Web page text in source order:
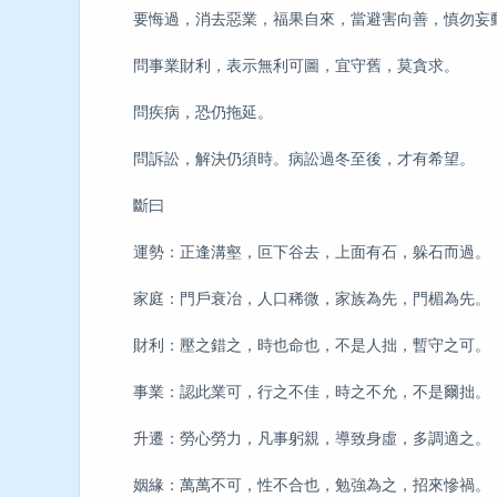
要悔過，消去惡業，福果自來，當避害向善，慎勿妄
問事業財利，表示無利可圖，宜守舊，莫貪求。
問疾病，恐仍拖延。
問訴訟，解決仍須時。病訟過冬至後，才有希望。
斷曰
運勢：正逢溝壑，叵下谷去，上面有石，躲石而過。
家庭：門戶衰冶，人口稀微，家族為先，門楣為先。
財利：壓之錯之，時也命也，不是人拙，暫守之可。
事業：認此業可，行之不佳，時之不允，不是爾拙。
升遷：勞心勞力，凡事躬親，導致身虛，多調適之。
姻緣：萬萬不可，性不合也，勉強為之，招來慘禍。